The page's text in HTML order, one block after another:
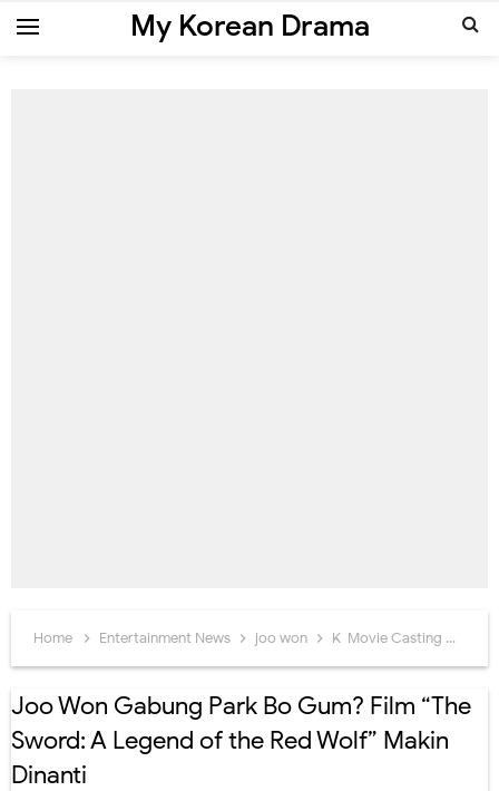
My Korean Drama
Home Entertainment News joo won K-Movie Casting
Joo Won Gabung Park Bo Gum? Film “The
Sword: A Legend of the Red Wolf” Makin
Dinanti